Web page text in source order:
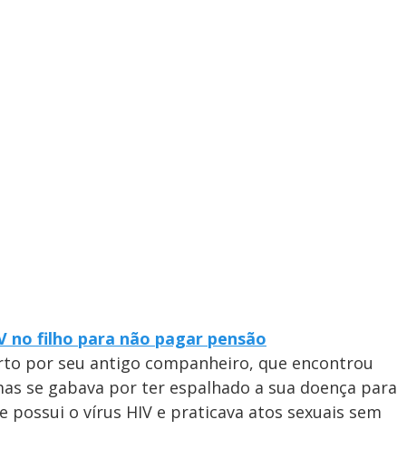
no filho para não pagar pensão
por seu antigo companheiro, que encontrou
se gabava por ter espalhado a sua doença para
possui o vírus HIV e praticava atos sexuais sem